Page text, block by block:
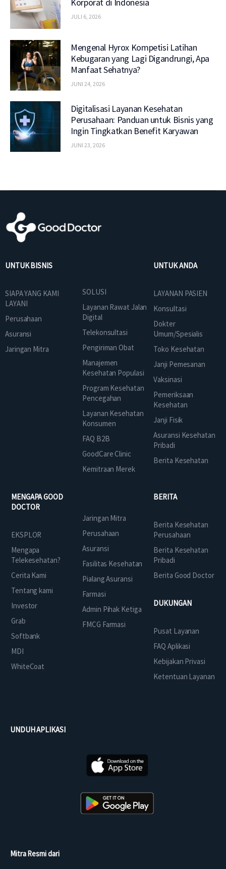
JULI 6, 2026
Mengenal Hyrox Kompetisi Latihan
Kebugaran yang Lagi Digandrungi, Apa
Manfaat Sehatnya?
JUNI 24, 2026
Digitalisasi Layanan Kesehatan
Perusahaan: Panduan untuk Bisnis yang
Ingin Tingkatkan Benefit Karyawan
JUNI 23, 2026
UNTUK BISNIS
SIAPA YANG KAMI
LAYANI
Perusahaan
Asuransi
Jaringan Mitra
SOLUSI
Layanan Rawat Jalan
Digital
Telekonsultasi
Pengiriman Obat
Manajemen
Kesehatan Populasi
Program Kesehatan
Pencegahan
Layanan Kesehatan
Konsumen
FAQ B2B
GoodCare Clinic
Kemitraan Merek
UNTUK ANDA
LAYANAN PASIEN
Konsultasi
Dokter
Umum/Spesialis
Toko Kesehatan
Janji Pemesanan
Vaksinasi
Pemeriksaan
Kesehatan
Janji Fisik
Asuransi Kesehatan
Pribadi
Berita Kesehatan
MENGAPA GOOD
DOCTOR
EKSPLOR
Mengapa
Telekesehatan?
Cerita Kami
Tentang kami
Investor
Grab
Softbank
MDI
WhiteCoat
Jaringan Mitra
Perusahaan
Asuransi
Fasilitas Kesehatan
Pialang Asuransi
Farmasi
Admin Pihak Ketiga
FMCG Farmasi
BERITA
Berita Kesehatan
Perusahaan
Berita Kesehatan
Pribadi
Berita Good Doctor
DUKUNGAN
Pusat Layanan
FAQ Aplikasi
Kebijakan Privasi
Ketentuan Layanan
UNDUH APLIKASI
Mitra Resmi dari